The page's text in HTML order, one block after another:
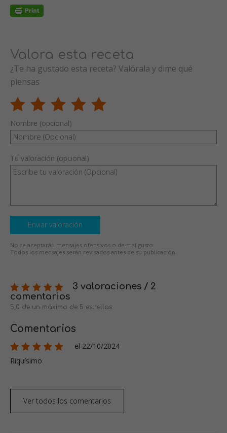
Valora esta receta
¿Te ha gustado esta receta? Valórala y dime qué
piensas
Nombre (opcional)
Tu valoración (opcional)
Enviar valoración
No se aceptarán mensajes ofensivos o de mal gusto.
Todos los mensajes serán revisados antes de su publicación.
3 valoraciones / 2
comentarios
5,0 de un máximo de 5 estrellas
Comentarios
el 22/10/2024
Riquísimo
Ver todos los comentarios